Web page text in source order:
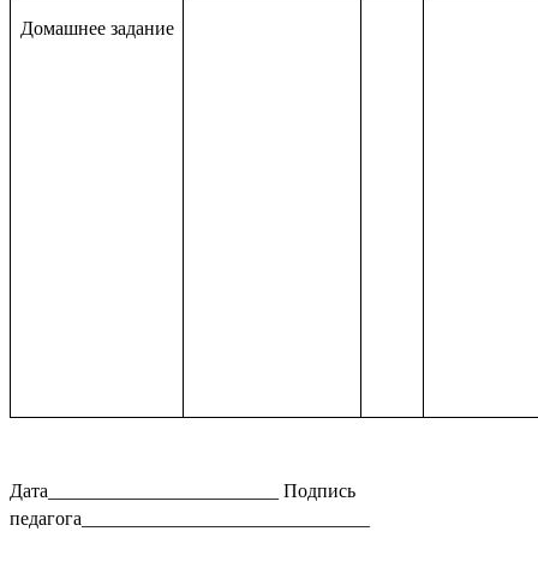
Домашнее задание
Дата________________________ Подпись
педагога______________________________